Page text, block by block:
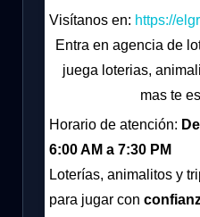
Visítanos en: https://
Entra en agencia de
juega loterias,
mas te
Horario de atención:
6:00 AM a 7:30 PM
Loterías, animalitos y
para jugar con